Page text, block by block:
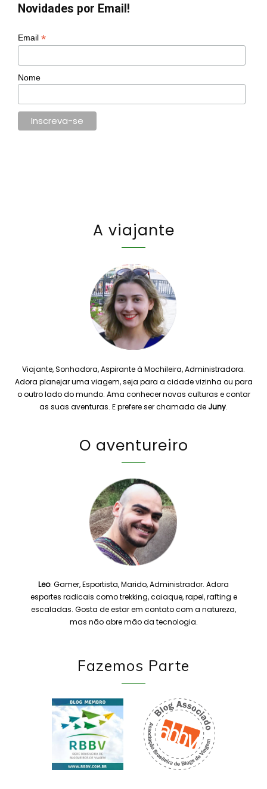
Novidades por Email!
Email *
Nome
A viajante
Viajante, Sonhadora, Aspirante à Mochileira, Administradora.
Adora planejar uma viagem, seja para a cidade vizinha ou para
o outro lado do mundo. Ama conhecer novas culturas e contar
as suas aventuras. E prefere ser chamada de Juny.
O aventureiro
Leo: Gamer, Esportista, Marido, Administrador. Adora
esportes radicais como trekking, caiaque, rapel, rafting e
escaladas. Gosta de estar em contato com a natureza,
mas não abre mão da tecnologia.
Fazemos Parte